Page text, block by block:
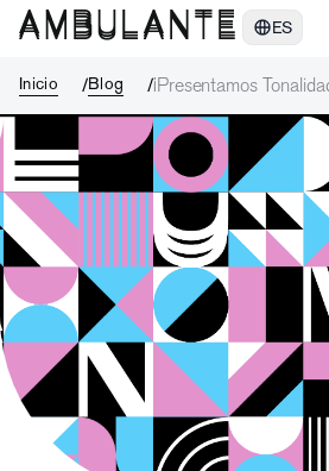
ES
Inicio Blog
¡Presentamos
dedicado a la
¡Presentamos Tonalidades, un ciclo